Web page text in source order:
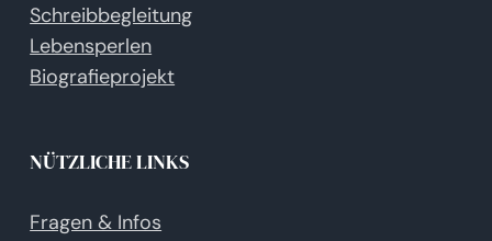
Schreibbegleitung
Lebensperlen
Biografieprojekt
NÜTZLICHE LINKS
Fragen & Infos